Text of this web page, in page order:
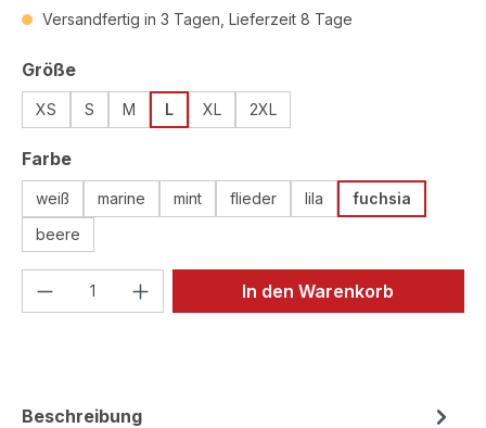
Versandfertig in 3 Tagen, Lieferzeit 8 Tage
Größeauswählen
XS S M L XL 2XL
Farbeauswählen
weiß marine mint flieder lila
fuchsia
beere
Produkt Anzahl: Gib denIn den Warenkorb
Beschreibung